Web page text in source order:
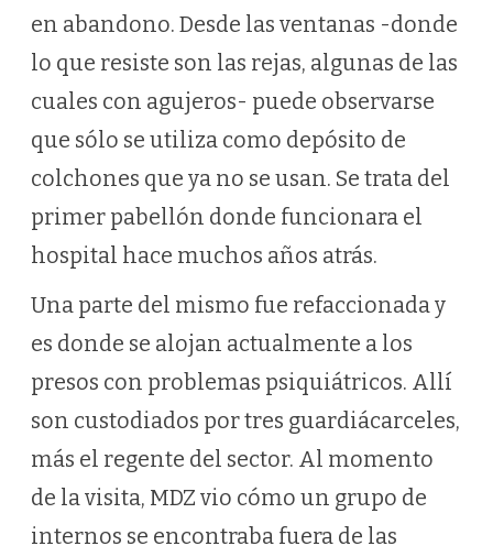
en abandono. Desde las ventanas -donde
lo que resiste son las rejas, algunas de las
cuales con agujeros- puede observarse
que sólo se utiliza como depósito de
colchones que ya no se usan. Se trata del
primer pabellón donde funcionara el
hospital hace muchos años atrás.
Una parte del mismo fue refaccionada y
es donde se alojan actualmente a los
presos con problemas psiquiátricos. Allí
son custodiados por tres guardiácarceles,
más el regente del sector. Al momento
de la visita, MDZ vio cómo un grupo de
internos se encontraba fuera de las